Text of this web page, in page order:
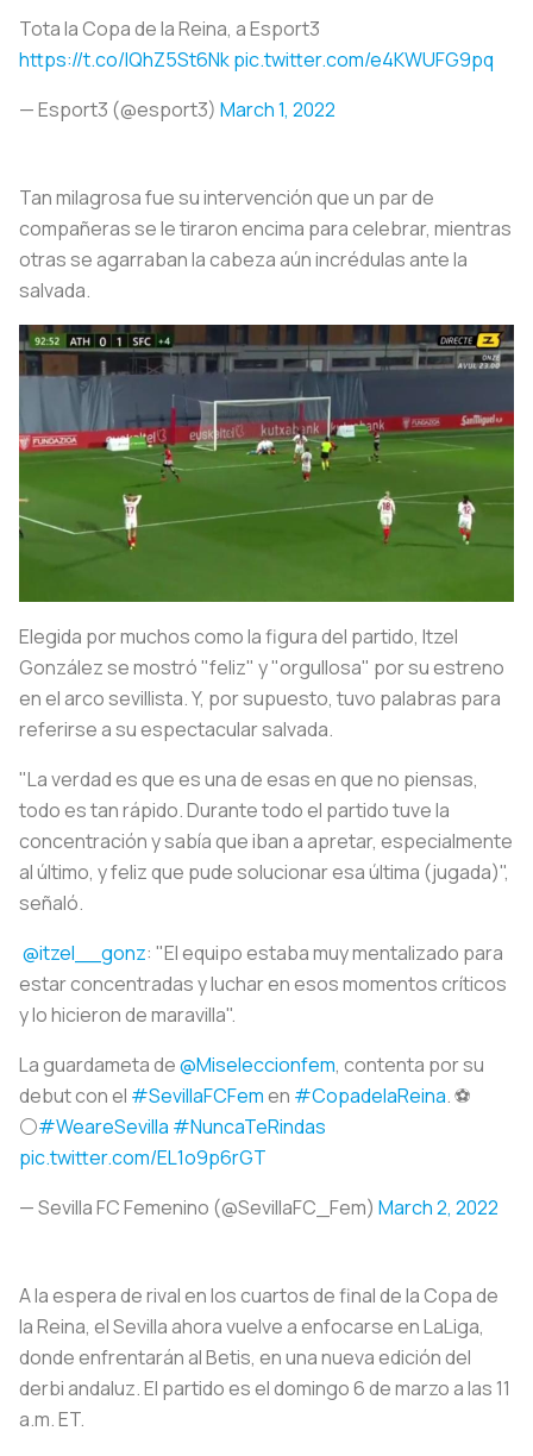
Tota la Copa de la Reina, a Esport3
https://t.co/IQhZ5St6Nkpic.twitter.com/e4KWUFG9pq
— Esport3 (@esport3) March 1, 2022
Tan milagrosa fue su intervención que un par de
compañeras se le tiraron encima para celebrar, mientras
otras se agarraban la cabeza aún incrédulas ante la
salvada.
Elegida por muchos como la figura del partido, Itzel
González se mostró "feliz" y "orgullosa" por su estreno
en el arco sevillista. Y, por supuesto, tuvo palabras para
referirse a su espectacular salvada.
"La verdad es que es una de esas en que no piensas,
todo es tan rápido. Durante todo el partido tuve la
concentración y sabía que iban a apretar, especialmente
al último, y feliz que pude solucionar esa última (jugada)",
señaló.
@itzel__gonz: "El equipo estaba muy mentalizado para
estar concentradas y luchar en esos momentos críticos
y lo hicieron de maravilla".
La guardameta de@Miseleccionfem, contenta por su
debut con el #SevillaFCFemen #CopadelaReina. ⚽️
⚪️#WeareSevilla #NuncaTeRindas
pic.twitter.com/EL1o9p6rGT
— Sevilla FC Femenino (@SevillaFC_Fem) March 2, 2022
A la espera de rival en los cuartos de final de la Copa de
la Reina, el Sevilla ahora vuelve a enfocarse en LaLiga,
donde enfrentarán al Betis, en una nueva edición del
derbi andaluz. El partido es el domingo 6 de marzo a las 11
a.m. ET.